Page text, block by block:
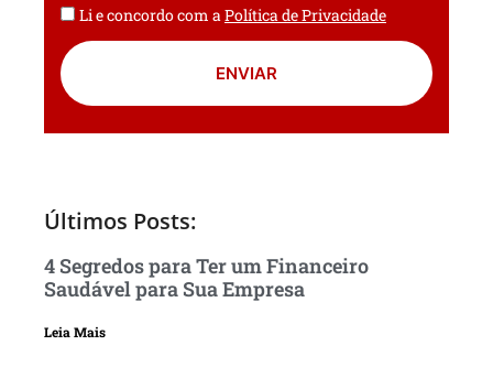
Li e concordo com a Política de Privacidade
ENVIAR
Últimos Posts:
4 Segredos para Ter um Financeiro
Saudável para Sua Empresa
Leia Mais